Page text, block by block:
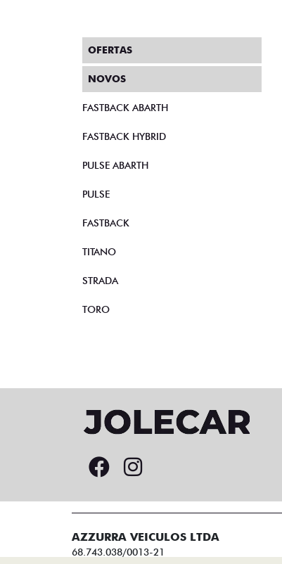
OFERTAS
NOVOS
FASTBACK ABARTH
FASTBACK HYBRID
PULSE ABARTH
PULSE
FASTBACK
TITANO
STRADA
TORO
AZZURRA VEICULOS LTDA
68.743.038/0013-21